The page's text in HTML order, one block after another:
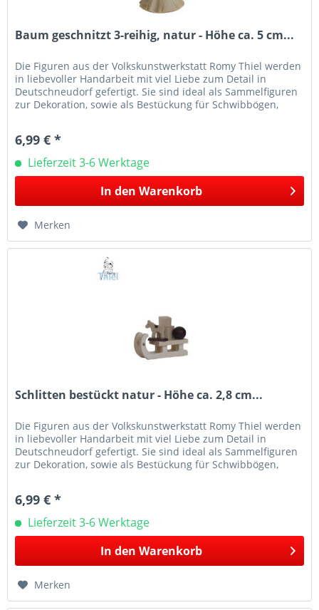
Baum geschnitzt 3-reihig, natur - Höhe ca. 5 cm...
Die Figuren aus der Volkskunstwerkstatt Romy Thiel werden
in liebevoller Handarbeit mit viel Liebe zum Detail in
Deutschneudorf gefertigt. Sie sind ideal als Sammelfiguren
zur Dekoration, sowie als Bestückung für Schwibbögen,
6,99 € *
Lieferzeit 3-6 Werktage
In den Warenkorb
Merken
Schlitten bestückt natur - Höhe ca. 2,8 cm...
Die Figuren aus der Volkskunstwerkstatt Romy Thiel werden
in liebevoller Handarbeit mit viel Liebe zum Detail in
Deutschneudorf gefertigt. Sie sind ideal als Sammelfiguren
zur Dekoration, sowie als Bestückung für Schwibbögen,
6,99 € *
Lieferzeit 3-6 Werktage
In den Warenkorb
Merken